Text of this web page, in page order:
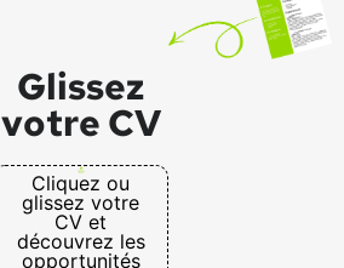
Glissez
votre CV
Cliquez ou
glissez votre
CV et
découvrez les
opportunités